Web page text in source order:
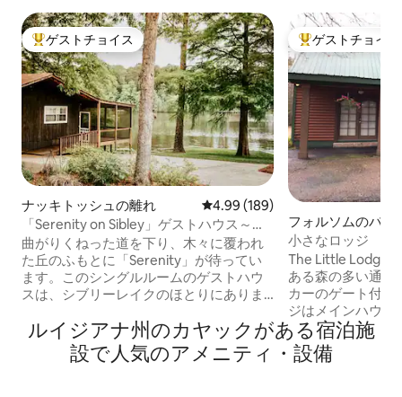
大好評のゲストチョイスです。
ゲストチョイス
ナッキトッシュの離れ レビュー189件、5つ星中4.99つ
4.99 (189)
「Serenity on Sibley」ゲストハウス～ダ
ウンタウン近く
曲がりくねった道を下り、木々に覆われ
た丘のふもとに「Serenity」が待ってい
ます。このシングルルームのゲストハウ
スは、シブリーレイクのほとりにありま
チから夕日を楽しんでください。 クイー
ンサイズのベッドとクイーンサイズの折
りたたみソファで最大4名様までご宿泊い
大好評のゲスト
ゲストチョイス
フォルソムのバン
小さなロッジ
The Little Lodge
ある森の多い通勤
カーのゲート付き
ジはメインハウス
エーカーの馬のパ
ーの池、ドック、
近くの観光スポ
ルイジアナ州のカヤックがある宿泊施
設で人気のアメニティ・設備